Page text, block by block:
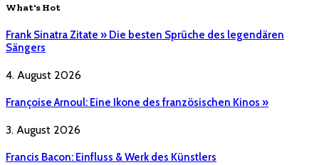
What's Hot
Frank Sinatra Zitate » Die besten Sprüche des legendären
Sängers
4. August 2026
Françoise Arnoul: Eine Ikone des französischen Kinos »
3. August 2026
Francis Bacon: Einfluss & Werk des Künstlers